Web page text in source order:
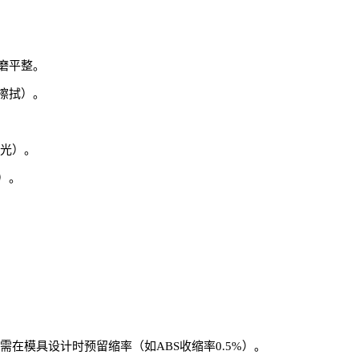
平整。
拭）。
）。
。
模具设计时预留缩率（如ABS收缩率0.5%）。